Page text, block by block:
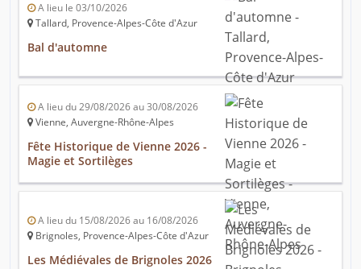
A lieu le 03/10/2026
Tallard, Provence-Alpes-Côte d'Azur
Bal d'automne
A lieu du 29/08/2026 au 30/08/2026
Vienne, Auvergne-Rhône-Alpes
Fête Historique de Vienne 2026 -
Magie et Sortilèges
A lieu du 15/08/2026 au 16/08/2026
Brignoles, Provence-Alpes-Côte d'Azur
Les Médiévales de Brignoles 2026